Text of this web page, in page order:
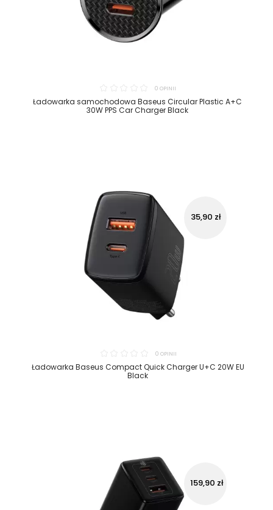
0 OPINII
Ładowarka samochodowa Baseus Circular Plastic A+C
30W PPS Car Charger Black
0 OPINII
Ładowarka Baseus Compact Quick Charger U+C 20W EU
Black
35,90 zł
159,90 zł